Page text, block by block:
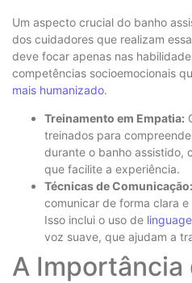
Um aspecto crucial do banho
dos cuidadores que realizam
deve focar apenas nas
competências socioemocionais
mais humanizado.
Treinamento em Empatia:
treinados para
durante o banho assistido,
que facilite a experiência.
Técnicas de Comunicação:
comunicar de forma clara
Isso inclui o uso de
voz suave, que ajudam a
A Importância